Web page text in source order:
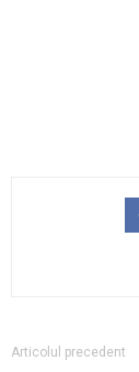
Articolul precedent